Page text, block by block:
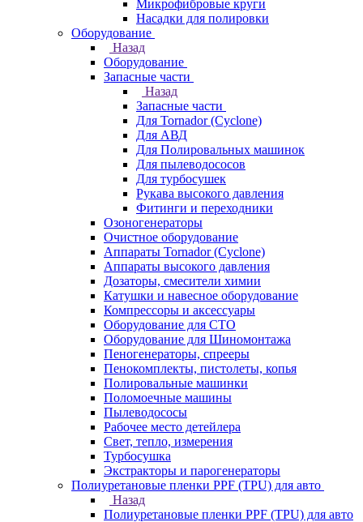
Микрофибровые круги
Насадки для полировки
Оборудование
Назад
Оборудование
Запасные части
Назад
Запасные части
Для Tornador (Cyclone)
Для АВД
Для Полировальных машинок
Для пылеводососов
Для турбосушек
Рукава высокого давления
Фитинги и переходники
Озоногенераторы
Очистное оборудование
Аппараты Tornador (Cyclone)
Аппараты высокого давления
Дозаторы, смесители химии
Катушки и навесное оборудование
Компрессоры и аксессуары
Оборудование для СТО
Оборудование для Шиномонтажа
Пеногенераторы, спрееры
Пенокомплекты, пистолеты, копья
Полировальные машинки
Поломоечные машины
Пылеводососы
Рабочее место детейлера
Свет, тепло, измерения
Турбосушка
Экстракторы и парогенераторы
Полиуретановые пленки PPF (TPU) для авто
Назад
Полиуретановые пленки PPF (TPU) для авто